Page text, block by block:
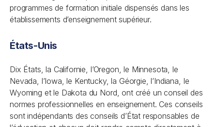
programmes de formation initiale dispensés dans les
établissements d’enseignement supérieur.
États-Unis
Dix États, la Californie, l’Oregon, le Minnesota, le
Nevada, l’Iowa, le Kentucky, la Géorgie, l’Indiana, le
Wyoming et le Dakota du Nord, ont créé un conseil des
normes professionnelles en enseignement. Ces conseils
sont indépendants des conseils d’État responsables de